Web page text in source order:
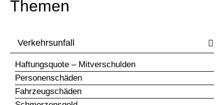
Themen
Verkehrsunfall
Haftungsquote – Mitverschulden
Personenschäden
Fahrzeugschäden